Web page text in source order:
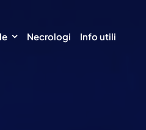
Necrologi Info utili